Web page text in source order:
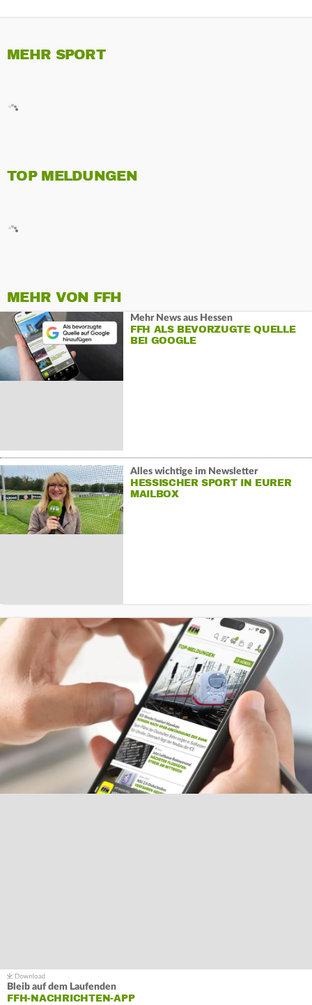
MEHR SPORT
TOP MELDUNGEN
MEHR VON FFH
Mehr News aus Hessen
FFH ALS BEVORZUGTE QUELLE
BEI GOOGLE
Alles wichtige im Newsletter
HESSISCHER SPORT IN EURER
MAILBOX
Bleib auf dem Laufenden
FFH-NACHRICHTEN-APP